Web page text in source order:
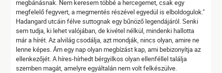
megbánásnak. Nem keresem többé a hercegemet, csak egy
megfelelő fegyvert, a megmentés részével egyedül is elboldogulok."
Hadangard utcáin félve suttognak egy bűnöző legendájáról. Senki
sem tudja, ki lehet valójában, de kivétel nélkül, mindenki hallotta
már a hírét. Az alvilág csodálja, azt mondják, nincs olyan, amire ne
lenne képes. Ám egy nap olyan megbízást kap, ami bebizonyítja az
ellenkezőjét. A híres-hírhedt bérgyilkos olyan ellenféllel találja
szemben magát, amelyre egyáltalán nem volt felkészülve.